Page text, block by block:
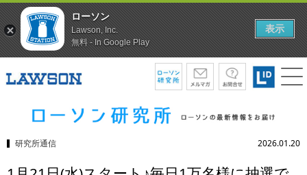
研究所通信 2026.01.20
ローソン
Lawson, Inc.
無料 - In Google Play
表示